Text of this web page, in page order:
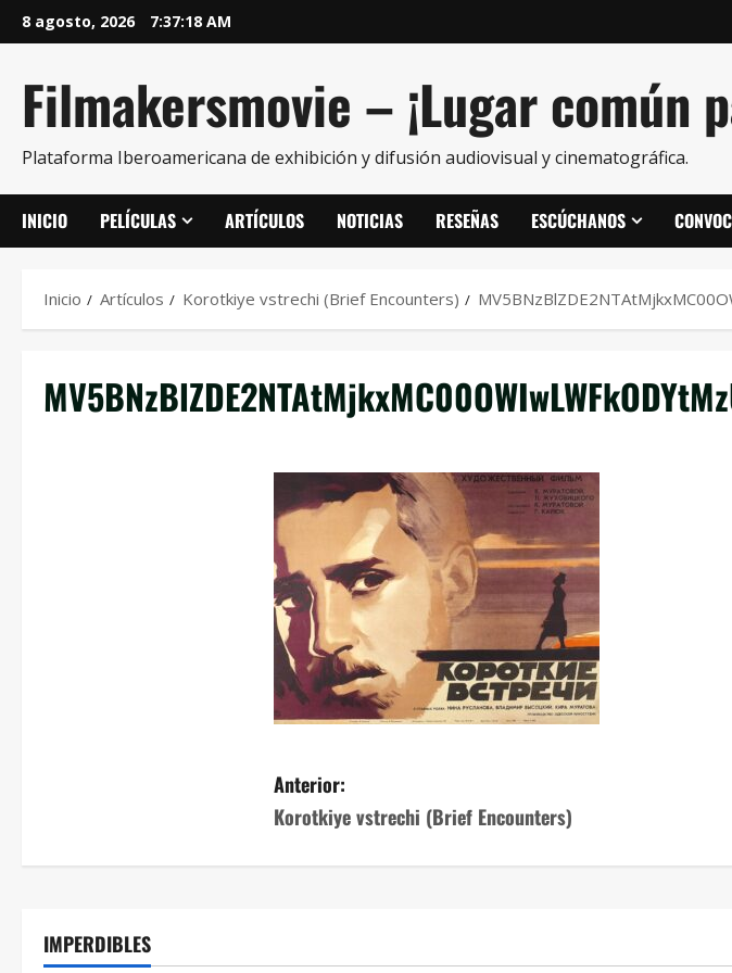
8 agosto, 2026 7:37:18 AM
Filmakersmovie – ¡Lugar común
Plataforma Iberoamericana de exhibición y difusión audiovisual y cinematográfica.
INICIO PELÍCULAS ARTÍCULOS NOTICIAS RESEÑAS ESCÚCHANOS
Inicio Artículos Korotkiye vstrechi (Brief Encounters)
Anterior:
Korotkiye vstrechi (Brief Encounters)
IMPERDIBLES